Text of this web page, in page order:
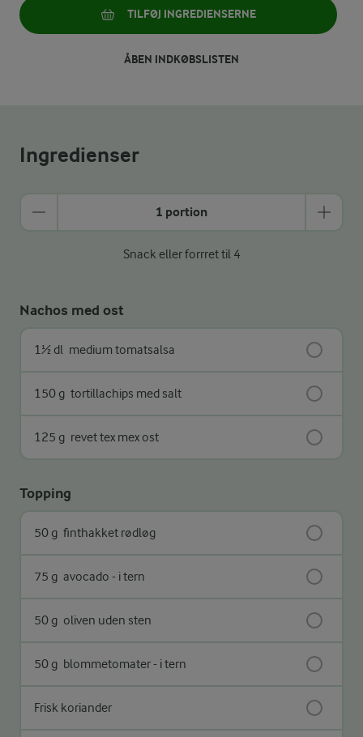
TILFØJ INGREDIENSERNE
ÅBEN INDKØBSLISTEN
Ingredienser
1 portion
Snack eller forrret til 4
Nachos med ost
1½ dl medium tomatsalsa
150 g tortillachips med salt
125 g revet tex mex ost
Topping
50 g finthakket rødløg
75 g avocado - i tern
50 g oliven uden sten
50 g blommetomater - i tern
Frisk koriander